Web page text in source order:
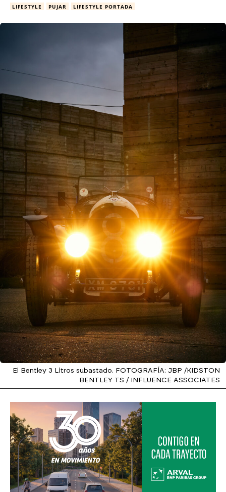
LIFESTYLE PUJAR LIFESTYLE PORTADA
El Bentley 3 Litros subastado. FOTOGRAFÍA: JBP /KIDSTON
BENTLEY TS / INFLUENCE ASSOCIATES